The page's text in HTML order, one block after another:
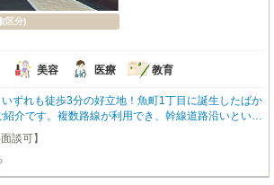
(区分)
美容 医療 教育
ずれも徒歩3分の好立地！魚町1丁目に誕生したばか
介です。複数路線が利用でき、幹線道路沿いという
力の高いエリア。周辺には人気の飲食店や商業施設
行き交います。専有面積69.96㎡（約21.16坪）の
トン渡しのため、お客様のこだわりを反映した店舗
初期費用を抑えたい方にも良いお知らせです！敷金
談可】